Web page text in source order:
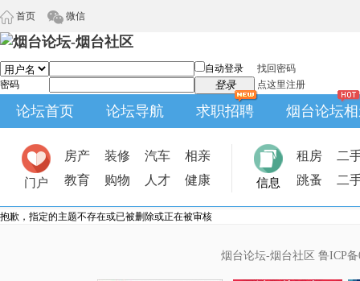
首页 微信
自动登录
找回密码
密码
登录 点这里注册
论坛首页 论坛导航 求职招聘 烟台论坛
门户
房产 装修 汽车
相亲
教育
购物 人才 健康 信息
租房
二
跳蚤
二
抱歉，指定的主题不存在或已被删除或正在被审核
烟台论坛-烟台社区 鲁ICP备